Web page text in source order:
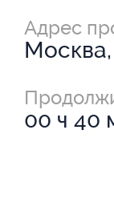
Адрес
00 ч 40